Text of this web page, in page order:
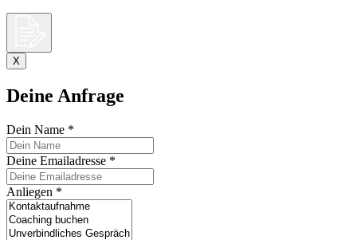
X
Deine Anfrage
Dein Name *
Deine Emailadresse *
Anliegen *